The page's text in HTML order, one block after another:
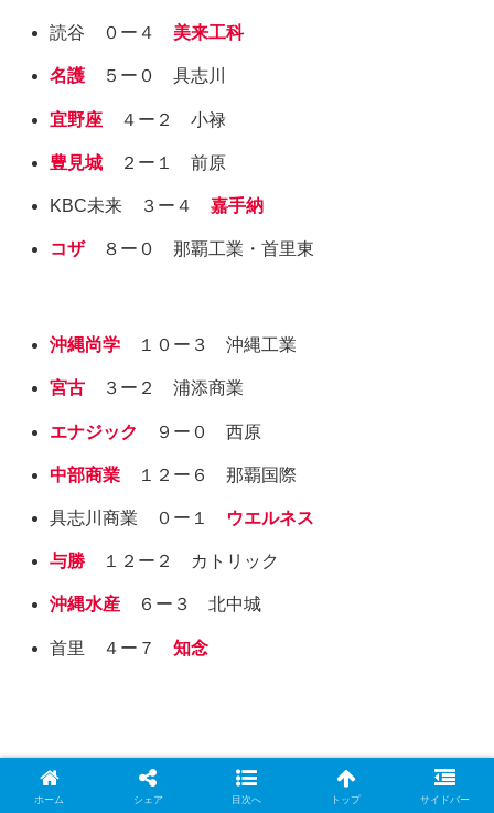
読谷 ０ー４ 美来工科
名護 ５ー０ 具志川
宜野座 ４ー２ 小禄
豊見城 ２ー１ 前原
KBC未来 ３ー４嘉手納
コザ８ー０ 那覇工業・首里東
沖縄尚学 １０ー３ 沖縄工業
宮古 ３ー２ 浦添商業
エナジック ９ー０ 西原
中部商業 １２ー６ 那覇国際
具志川商業 ０ー１ ウエルネス
与勝 １２ー２ カトリック
沖縄水産 ６ー３ 北中城
首里 ４ー７知念
202 沖縄県
ホーム シェア 目次へ トップ サイドバー